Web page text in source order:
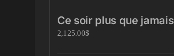
Ce soir plus que jamais
2,125.00$